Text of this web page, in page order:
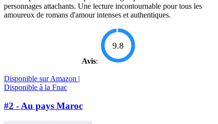
personnages attachants. Une lecture incontournable pour tous les
amoureux de romans d'amour intenses et authentiques.
Avis:
9.8
Disponible sur Amazon |
Disponible à la Fnac
#2 - Au pays Maroc